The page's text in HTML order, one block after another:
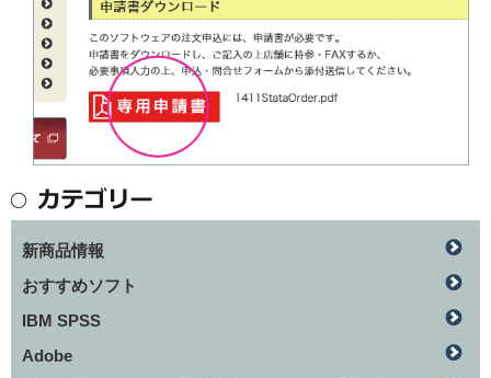
新商品情報
おすすめソフト
IBM SPSS
Adobe